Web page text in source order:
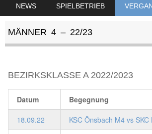
MENU
NEWS SPIELBETRIEB
MÄNNER 4 – 22/23
BEZIRKSKLASSE A 2022/2023
Datum Begegnung
18.09.22 KSC Önsbach M4 vs